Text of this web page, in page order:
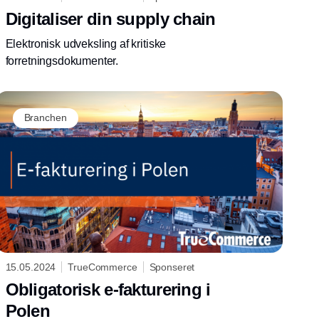
Digitaliser din supply chain
Elektronisk udveksling af kritiske
forretningsdokumenter.
Branchen
15.05.2024 TrueCommerce Sponseret
Obligatorisk e-fakturering i
Polen